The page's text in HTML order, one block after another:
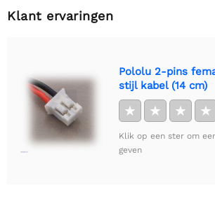
Klant ervaringen
Pololu 2-pins
stijl kabel (14 cm)
★ ★ ★ ★
Klik op een ster om
geven